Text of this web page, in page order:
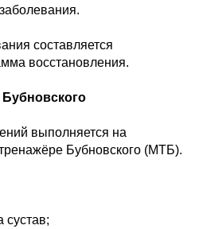
составляется
восстановления.
выполняется на
Бубновского (МТБ).
сустав;